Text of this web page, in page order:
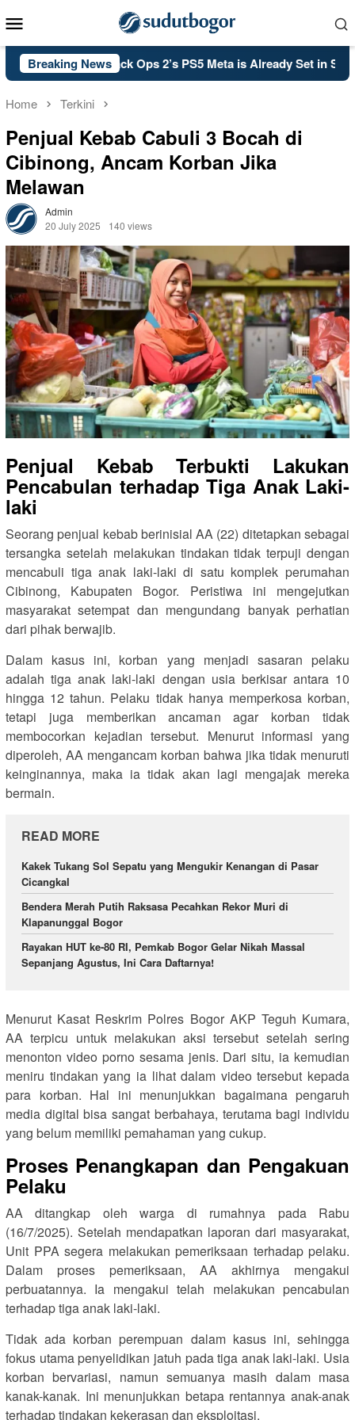
to
Menu
Breaking News
of Duty: Black Ops 2’s PS5 Meta is Already Set in Stone
Home Terkini
Penjual Kebab Cabuli 3 Bocah di
Cibinong, Ancam Korban Jika
Melawan
Admin
20 July 2025
140 views
Penjual Kebab Terbukti Lakukan
Pencabulan terhadap Tiga Anak Laki-
laki
Seorang penjual kebab berinisial AA (22) ditetapkan sebagai
tersangka setelah melakukan tindakan tidak terpuji dengan
mencabuli tiga anak laki-laki di satu komplek perumahan
Cibinong, Kabupaten Bogor. Peristiwa ini mengejutkan
masyarakat setempat dan mengundang banyak perhatian
dari pihak berwajib.
Dalam kasus ini, korban yang menjadi sasaran pelaku
adalah tiga anak laki-laki dengan usia berkisar antara 10
hingga 12 tahun. Pelaku tidak hanya memperkosa korban,
tetapi juga memberikan ancaman agar korban tidak
membocorkan kejadian tersebut. Menurut informasi yang
diperoleh, AA mengancam korban bahwa jika tidak menuruti
keinginannya, maka ia tidak akan lagi mengajak mereka
bermain.
READ MORE
Kakek Tukang Sol Sepatu yang Mengukir Kenangan di Pasar
Cicangkal
Bendera Merah Putih Raksasa Pecahkan Rekor Muri di
Klapanunggal Bogor
Rayakan HUT ke-80 RI, Pemkab Bogor Gelar Nikah Massal
Sepanjang Agustus, Ini Cara Daftarnya!
Menurut Kasat Reskrim Polres Bogor AKP Teguh Kumara,
AA terpicu untuk melakukan aksi tersebut setelah sering
menonton video porno sesama jenis. Dari situ, ia kemudian
meniru tindakan yang ia lihat dalam video tersebut kepada
para korban. Hal ini menunjukkan bagaimana pengaruh
media digital bisa sangat berbahaya, terutama bagi individu
yang belum memiliki pemahaman yang cukup.
Proses Penangkapan dan Pengakuan
Pelaku
AA ditangkap oleh warga di rumahnya pada Rabu
(16/7/2025). Setelah mendapatkan laporan dari masyarakat,
Unit PPA segera melakukan pemeriksaan terhadap pelaku.
Dalam proses pemeriksaan, AA akhirnya mengakui
perbuatannya. Ia mengakui telah melakukan pencabulan
terhadap tiga anak laki-laki.
Tidak ada korban perempuan dalam kasus ini, sehingga
fokus utama penyelidikan jatuh pada tiga anak laki-laki. Usia
korban bervariasi, namun semuanya masih dalam masa
kanak-kanak. Ini menunjukkan betapa rentannya anak-anak
terhadap tindakan kekerasan dan eksploitasi.